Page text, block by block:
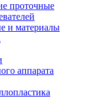
проточные
и материалы
аппарата